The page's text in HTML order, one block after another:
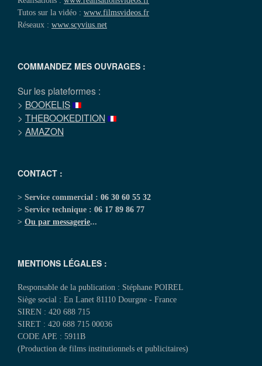
Tutos sur la vidéo : www.filmsvideos.fr
Réseaux : www.scyvius.net
COMMANDEZ MES OUVRAGES :
Sur les plateformes :
> BOOKELIS
> THEBOOKEDITION
> AMAZON
CONTACT :
> Service commercial : 06 30 60 55 32
> Service technique : 06 17 89 86 77
> Ou par messagerie...
MENTIONS LÉGALES :
Responsable de la publication : Stéphane POIREL
Siège social : En Lanet 81110 Dourgne - France
SIREN : 420 688 715
SIRET : 420 688 715 00036
CODE APE : 5911B
(Production de films institutionnels et publicitaires)